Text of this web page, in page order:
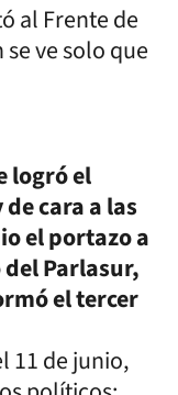
al Frente de
ve solo que
logró el
cara a las
el portazo a
Parlasur,
el tercer
11 de junio,